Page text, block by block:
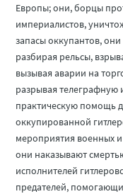
Европы; они, борцы
империалистов,
запасы оккупантов,
разбирая рельсы,
вызывая аварии на
разрывая телеграфную
практическую помощь
оккупированной
мероприятия военных
они наказывают
исполнителей
предателей,